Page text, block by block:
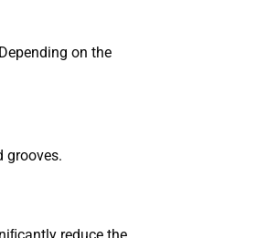
on the
grooves.